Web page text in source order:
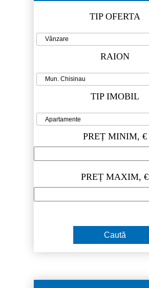
TIP OFERTA
RAION
TIP IMOBIL
PREȚ MINIM, €
PREȚ MAXIM, €